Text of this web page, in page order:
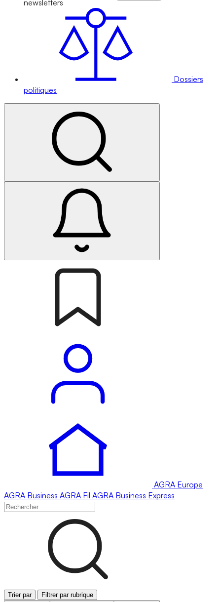
newsletters
Dossiers
politiques
AGRA Europe
AGRA Business AGRA Fil AGRA Business Express
Trier par Filtrer par rubrique